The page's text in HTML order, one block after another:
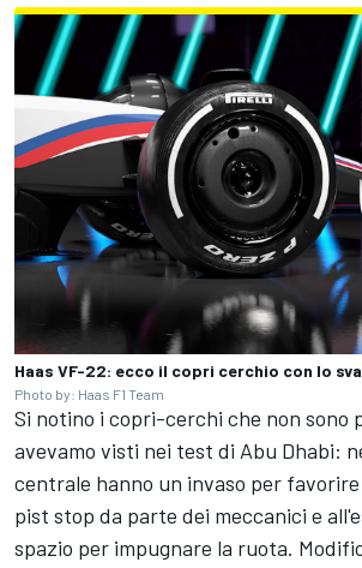
Haas VF-22: ecco il copri cerchio con lo
Photo by: Haas F1 Team
Si notino i copri-cerchi che non sono
avevamo visti nei test di Abu Dhabi:
centrale hanno un invaso per
pist stop da parte dei meccanici e
spazio per impugnare la ruota.